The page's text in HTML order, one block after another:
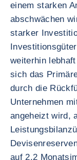
einem starken
abschwächen
starker
weiterhin
sich das
durch die
Unternehmen
angeheizt wird,
auf 2,2